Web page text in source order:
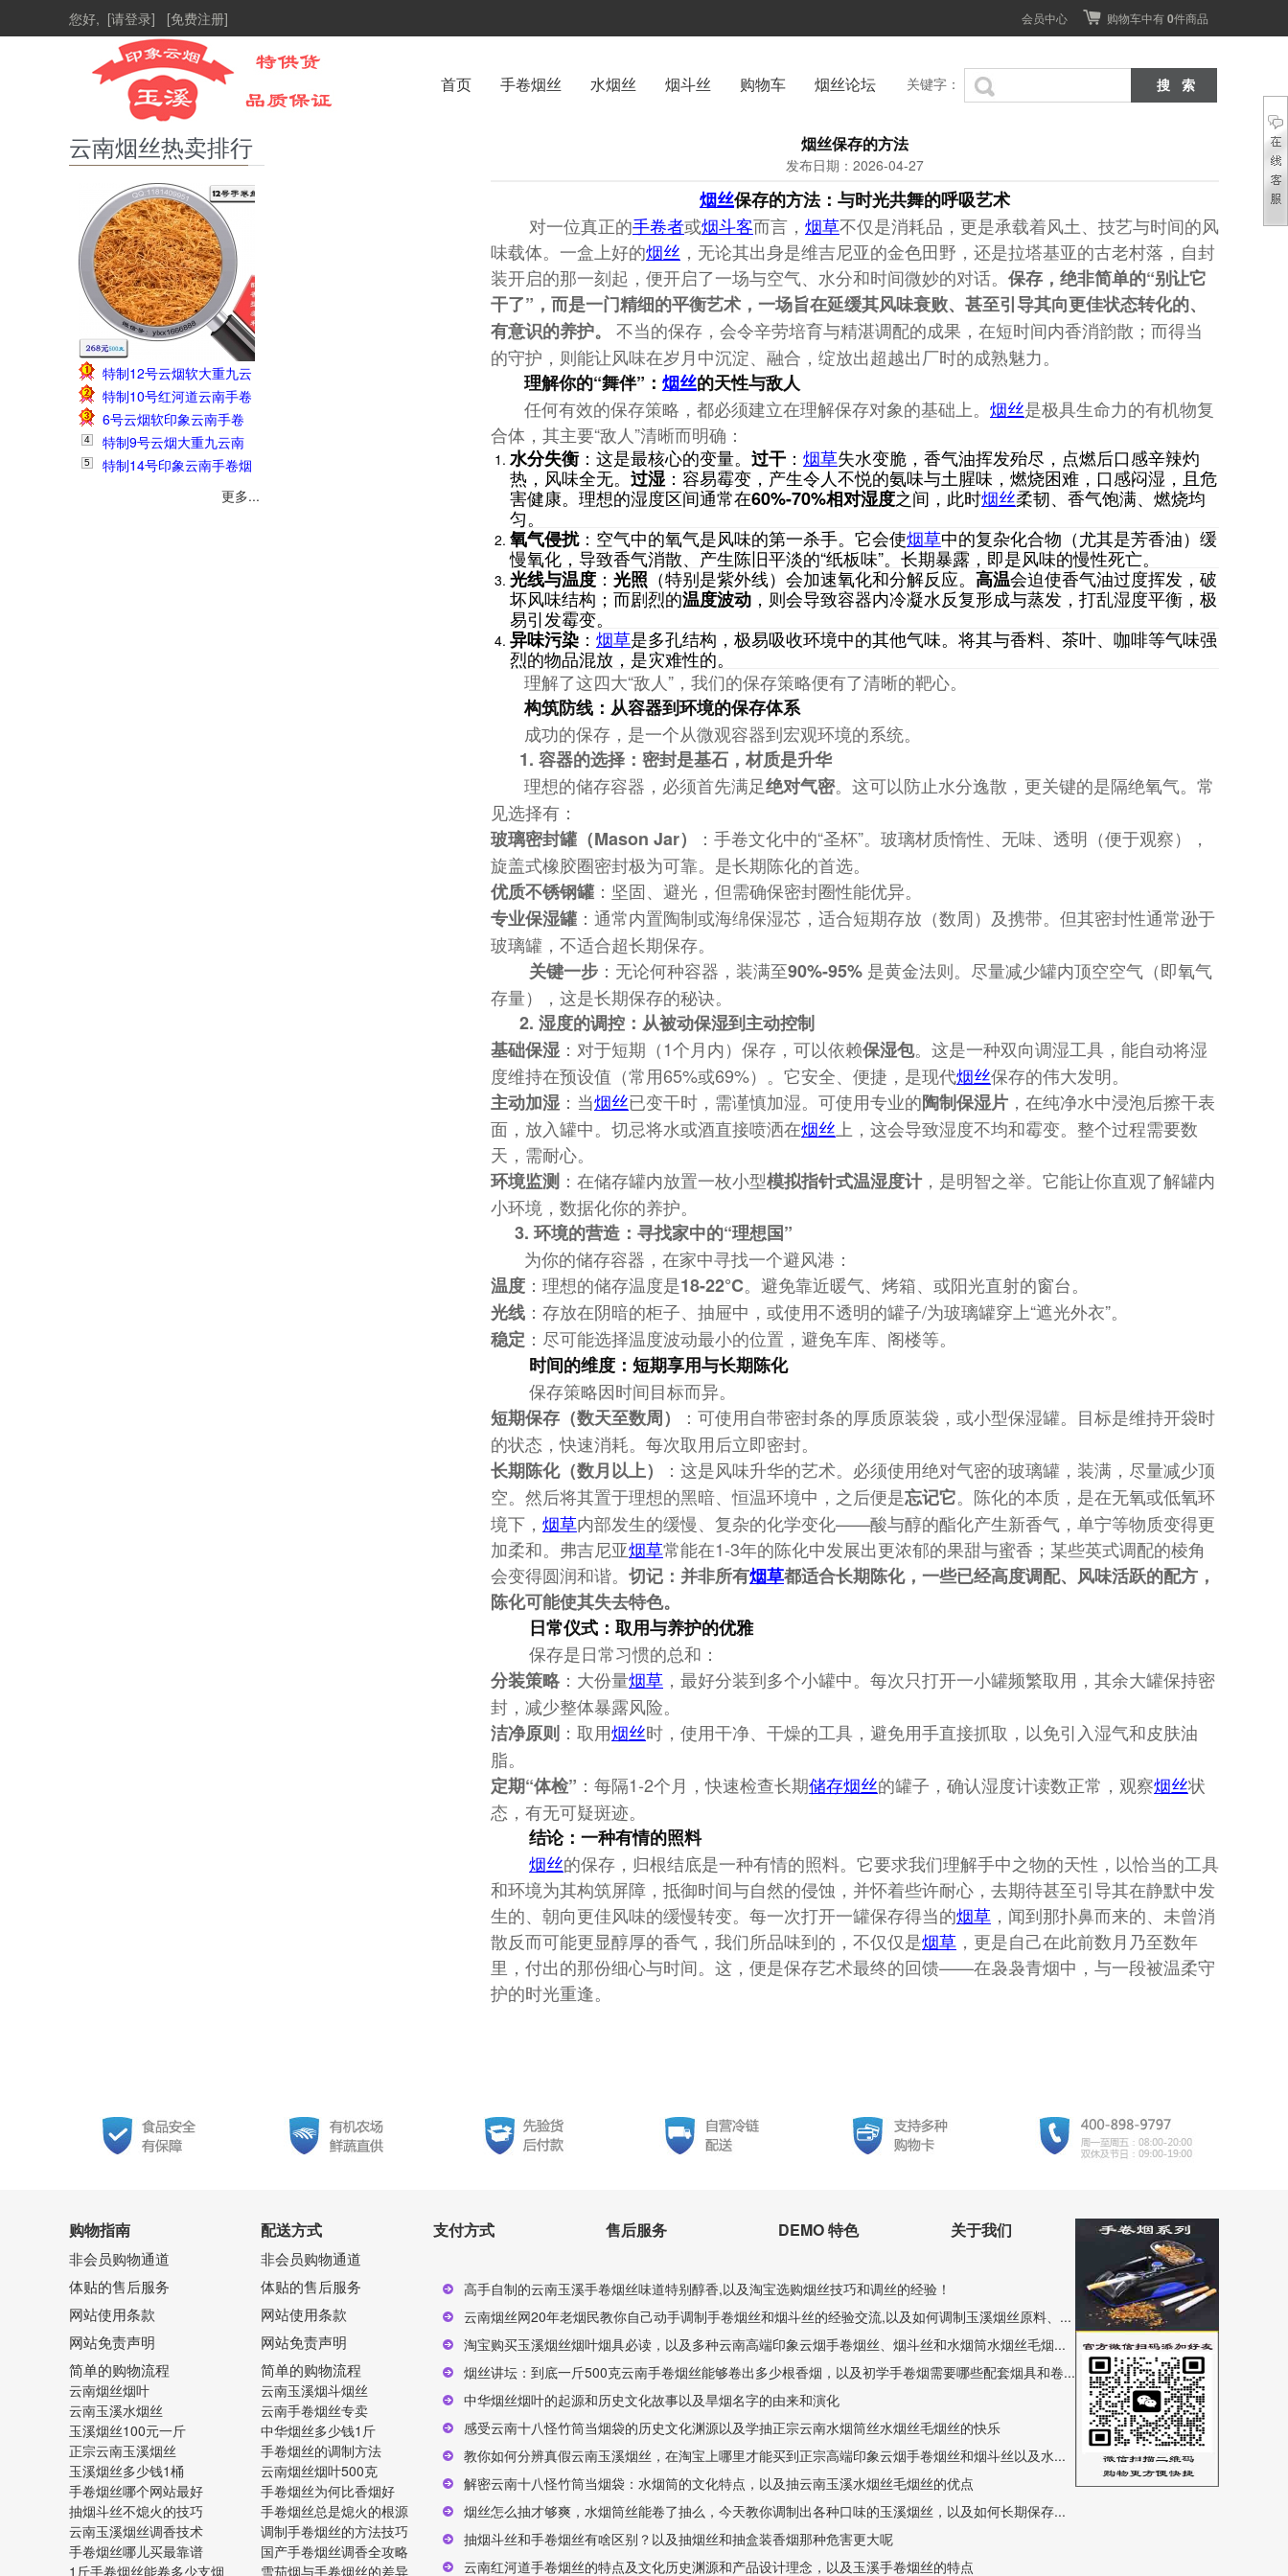
您好, [请登录] [免费注册] 会员中心 购物车中有0件商品
首页 手卷烟丝 水烟丝 烟斗丝 购物车 烟丝论坛 关键字：
云南烟丝热卖排行
1
特制12号云烟软大重九云
南手卷烟丝1斤228元
2
特制10号红河道云南手卷
烟丝1斤208元
6号云烟软印象云南手卷
烟丝1斤138元
4
特制9号云烟大重九云南
手卷烟丝1斤178元
5
特制14号印象云南手卷烟
更多...
烟丝保存的方法
发布日期：2026-04-27
烟丝保存的方法：与时光共舞的呼吸艺术
对一位真正的手卷者或烟斗客而言， 烟草不仅是消耗品，更是承载着风土、技艺与时间的风
味载体。一盒上好的烟丝 ，无论其出身是维吉尼亚的金色田野，还是拉塔基亚的古老村落，自封
装开启的那一刻起，便开启了一场与空气、水分和时间微妙的对话。 保存，绝非简单的“别让它
干了”，而是一门精细的平衡艺术，一场旨在延缓其风味衰败、甚至引导其向更佳状态转化的、
有意识的养护。
​ 不当的保存，会令辛劳培育与精湛调配的成果，在短时间内香消韵散；而得当
的守护，则能让风味在岁月中沉淀、融合，绽放出超越出厂时的成熟魅力。
理解你的“舞伴”： 烟丝的天性与敌人
任何有效的保存策略，都必须建立在理解保存对象的基础上。 烟丝是极具生命力的有机物复
合体，其主要“敌人”清晰而明确：
水分失衡：这是最核心的变量。 过干 ： 烟草失水变脆，香气油挥发殆尽，点燃后口感辛辣灼
热，风味全无。 过湿 ：容易霉变，产生令人不悦的氨味与土腥味，燃烧困难，口感闷湿，且危
害健康。理想的湿度区间通常在60%-70%相对湿度之间，此时烟丝柔韧、香气饱满、燃烧均
匀。
氧气侵扰：空气中的氧气是风味的第一杀手。它会使烟草中的复杂化合物（尤其是芳香油）缓
慢氧化，导致香气消散、产生陈旧平淡的“纸板味”。长期暴露，即是风味的慢性死亡。
光线与温度 ： 光照 （特别是紫外线）会加速氧化和分解反应。 高温会迫使香气油过度挥发，破
坏风味结构；而剧烈的温度波动 ，则会导致容器内冷凝水反复形成与蒸发，打乱湿度平衡，极
易引发霉变。
异味污染 ： 烟草是多孔结构，极易吸收环境中的其他气味。将其与香料、茶叶、咖啡等气味强
烈的物品混放，是灾难性的。
理解了这四大“敌人”，我们的保存策略便有了清晰的靶心。
构筑防线：从容器到环境的保存体系
成功的保存，是一个从微观容器到宏观环境的系统。
1. 容器的选择：密封是基石，材质是升华
理想的储存容器，必须首先满足绝对气密。这可以防止水分逸散，更关键的是隔绝氧气。常
见选择有：
玻璃密封罐（Mason Jar）
：手卷文化中的“圣杯”。玻璃材质惰性、无味、透明（便于观察），
旋盖式橡胶圈密封极为可靠。是长期陈化的首选。
优质不锈钢罐：坚固、避光，但需确保密封圈性能优异。
专业保湿罐：通常内置陶制或海绵保湿芯，适合短期存放（数周）及携带。但其密封性通常逊于
玻璃罐，不适合超长期保存。
关键一步 ：无论何种容器，装满至90%-95% ​ 是黄金法则。尽量减少罐内顶空空气（即氧气
存量），这是长期保存的秘诀。
2. 湿度的调控：从被动保湿到主动控制
基础保湿 ：对于短期（1个月内）保存，可以依赖保湿包。这是一种双向调湿工具，能自动将湿
度维持在预设值（常用65%或69%）。它安全、便捷，是现代烟丝保存的伟大发明。
主动加湿 ：当烟丝已变干时，需谨慎加湿。可使用专业的陶制保湿片 ，在纯净水中浸泡后擦干表
面，放入罐中。切忌将水或酒直接喷洒在烟丝 上，这会导致湿度不均和霉变。整个过程需要数
天，需耐心。
环境监测 ：在储存罐内放置一枚小型模拟指针式温湿度计，是明智之举。它能让你直观了解罐内
小环境，数据化你的养护。
3. 环境的营造：寻找家中的“理想国”
为你的储存容器，在家中寻找一个避风港：
温度 ：理想的储存温度是18-22°C。避免靠近暖气、烤箱、或阳光直射的窗台。
光线 ：存放在阴暗的柜子、抽屉中，或使用不透明的罐子/为玻璃罐穿上“遮光外衣”。
稳定 ：尽可能选择温度波动最小的位置，避免车库、阁楼等。
时间的维度：短期享用与长期陈化
保存策略因时间目标而异。
短期保存（数天至数周）
：可使用自带密封条的厚质原装袋，或小型保湿罐。目标是维持开袋时
的状态，快速消耗。每次取用后立即密封。
长期陈化（数月以上）
：这是风味升华的艺术。必须使用绝对气密的玻璃罐，装满，尽量减少顶
空。然后将其置于理想的黑暗、恒温环境中，之后便是忘记它。陈化的本质，是在无氧或低氧环
境下， 烟草内部发生的缓慢、复杂的化学变化——酸与醇的酯化产生新香气，单宁等物质变得更
加柔和。弗吉尼亚烟草常能在1-3年的陈化中发展出更浓郁的果甜与蜜香；某些英式调配的棱角
会变得圆润和谐。 切记：并非所有烟草都适合长期陈化，一些已经高度调配、风味活跃的配方，
陈化可能使其失去特色。
日常仪式：取用与养护的优雅
保存是日常习惯的总和：
分装策略 ：大份量烟草 ，最好分装到多个小罐中。每次只打开一小罐频繁取用，其余大罐保持密
封，减少整体暴露风险。
洁净原则 ：取用烟丝时，使用干净、干燥的工具，避免用手直接抓取，以免引入湿气和皮肤油
脂。
定期“体检” ：每隔1-2个月，快速检查长期储存烟丝的罐子，确认湿度计读数正常，观察烟丝状
态，有无可疑斑迹。
结论：一种有情的照料
烟丝的保存，归根结底是一种有情的照料。它要求我们理解手中之物的天性，以恰当的工具
和环境为其构筑屏障，抵御时间与自然的侵蚀，并怀着些许耐心，去期待甚至引导其在静默中发
生的、朝向更佳风味的缓慢转变。每一次打开一罐保存得当的烟草 ，闻到那扑鼻而来的、未曾消
散反而可能更显醇厚的香气，我们所品味到的，不仅仅是烟草 ，更是自己在此前数月乃至数年
里，付出的那份细心与时间。这，便是保存艺术最终的回馈——在袅袅青烟中，与一段被温柔守
护的时光重逢。
购物指南
非会员购物通道
体贴的售后服务
网站使用条款
网站免责声明
简单的购物流程
云南烟丝烟叶
云南玉溪水烟丝
玉溪烟丝100元一斤
正宗云南玉溪烟丝
玉溪烟丝多少钱1桶
手卷烟丝哪个网站最好
抽烟斗丝不熄火的技巧
云南玉溪烟丝调香技术
手卷烟丝哪儿买最靠谱
1斤手卷烟丝能卷多少支烟
配送方式
非会员购物通道
体贴的售后服务
网站使用条款
网站免责声明
简单的购物流程
云南玉溪烟斗烟丝
云南手卷烟丝专卖
中华烟丝多少钱1斤
手卷烟丝的调制方法
云南烟丝烟叶500克
手卷烟丝为何比香烟好
手卷烟丝总是熄火的根源
调制手卷烟丝的方法技巧
国产手卷烟丝调香全攻略
雪茄烟与手卷烟丝的差异
支付方式
高手自制的云南玉溪手卷烟丝味道特别醇香,以及淘宝选购烟丝技巧和调丝的经验！
云南烟丝网20年老烟民教你自己动手调制手卷烟丝和烟斗丝的经验交流,以及如何调制玉溪烟丝原料、...
淘宝购买玉溪烟丝烟叶烟具必读，以及多种云南高端印象云烟手卷烟丝、烟斗丝和水烟筒水烟丝毛烟...
烟丝讲坛：到底一斤500克云南手卷烟丝能够卷出多少根香烟，以及初学手卷烟需要哪些配套烟具和卷...
中华烟丝烟叶的起源和历史文化故事以及旱烟名字的由来和演化
感受云南十八怪竹筒当烟袋的历史文化渊源以及学抽正宗云南水烟筒丝水烟丝毛烟丝的快乐
教你如何分辨真假云南玉溪烟丝，在淘宝上哪里才能买到正宗高端印象云烟手卷烟丝和烟斗丝以及水...
解密云南十八怪竹筒当烟袋：水烟筒的文化特点，以及抽云南玉溪水烟丝毛烟丝的优点
烟丝怎么抽才够爽，水烟筒丝能卷了抽么，今天教你调制出各种口味的玉溪烟丝，以及如何长期保存...
抽烟斗丝和手卷烟丝有啥区别？以及抽烟丝和抽盒装香烟那种危害更大呢
云南红河道手卷烟丝的特点及文化历史渊源和产品设计理念，以及玉溪手卷烟丝的特点
售后服务 DEMO 特色 关于我们